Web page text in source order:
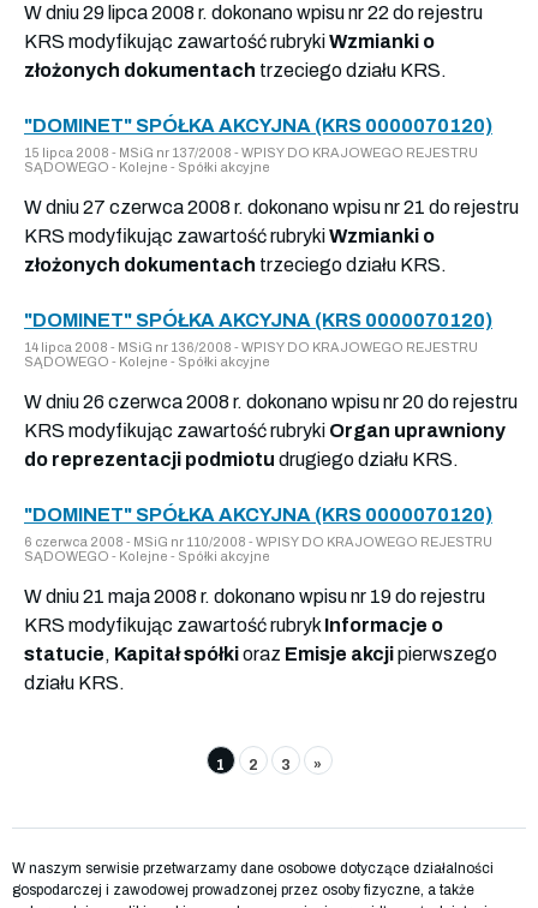
W dniu 29 lipca 2008 r. dokonano wpisu nr 22 do rejestru
KRS modyfikując zawartość rubrykiWzmianki o
złożonych dokumentach trzeciego działu KRS.
"DOMINET" SPÓŁKA AKCYJNA (KRS 0000070120)
15 lipca 2008 - MSiG nr 137/2008 - WPISY DO KRAJOWEGO REJESTRU
SĄDOWEGO - Kolejne - Spółki akcyjne
W dniu 27 czerwca 2008 r. dokonano wpisu nr 21 do rejestru
KRS modyfikując zawartość rubrykiWzmianki o
złożonych dokumentach trzeciego działu KRS.
"DOMINET" SPÓŁKA AKCYJNA (KRS 0000070120)
14 lipca 2008 - MSiG nr 136/2008 - WPISY DO KRAJOWEGO REJESTRU
SĄDOWEGO - Kolejne - Spółki akcyjne
W dniu 26 czerwca 2008 r. dokonano wpisu nr 20 do rejestru
KRS modyfikując zawartość rubryki Organ uprawniony
do reprezentacji podmiotu drugiego działu KRS.
"DOMINET" SPÓŁKA AKCYJNA (KRS 0000070120)
6 czerwca 2008 - MSiG nr 110/2008 - WPISY DO KRAJOWEGO REJESTRU
SĄDOWEGO - Kolejne - Spółki akcyjne
W dniu 21 maja 2008 r. dokonano wpisu nr 19 do rejestru
KRS modyfikując zawartość rubryk Informacje o
statucie, Kapitał spółkioraz Emisje akcjipierwszego
działu KRS.
1 2 3 »
W naszym serwisie przetwarzamy dane osobowe dotyczące działalności
gospodarczej i zawodowej prowadzonej przez osoby fizyczne, a także